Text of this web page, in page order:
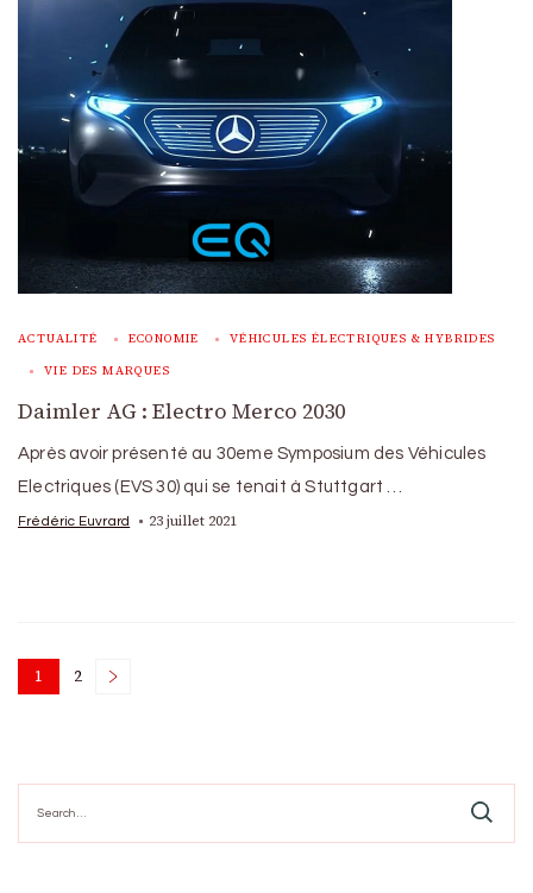
ACTUALITÉ ECONOMIE VÉHICULES ÉLECTRIQUES & HYBRIDES
VIE DES MARQUES
Daimler AG : Electro Merco 2030
Après avoir présenté au 30eme Symposium des Véhicules
Electriques (EVS 30) qui se tenait à Stuttgart …
Frédéric Euvrard 23 juillet 2021
Posts
Page
1 Page
2
for: